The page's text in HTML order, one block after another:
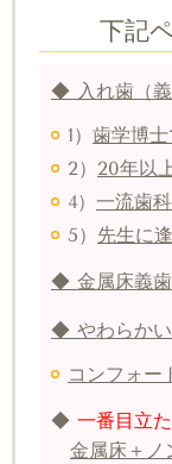
下記
◆ 入れ歯（
1） 歯学博
2） 20年以
4） 一流歯
5） 先生に
◆ 金属床義歯
◆ やわらかい
コンフォー
◆ 一番目立
金属床＋ノ